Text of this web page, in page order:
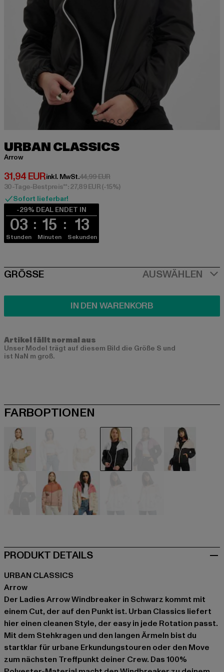
URBAN CLASSICS
Arrow
31,94 EUR
Derzeitiger Preis: 31,94 EUR
inkl. MwSt.44,99 EURAktionspreis: 44,99 EUR
30-Tage-Bestpreis**: 27,89 EUR(-15%)
Sofort lieferbar!
-29% DEAL ENDET IN
03
Stunden
15
Minuten
12
Sekunden
SIZE
GRÖSSE AUSWÄHLEN
IN DEN WARENKORB
Artikel fällt normal aus
Unser Model trägt auf diesem Bild die Größe S und
ist NaN m groß.
FARBOPTIONEN
beige beige
PRODUKT DETAILS
URBAN CLASSICS
Arrow
Der Ladies Arrow Windbreaker in Schwarz kommt mit
einem Cut, der auf den Punkt ist. Urban Classics liefert
hier einen cleanen Style, der easy in jede Rotation passt.
Mit dem Stehkragen und den langen Ärmeln bist du
startklar für urbane Erkundungstouren oder den Move
zum nächsten Treffpunkt deiner Crew. Das 100%